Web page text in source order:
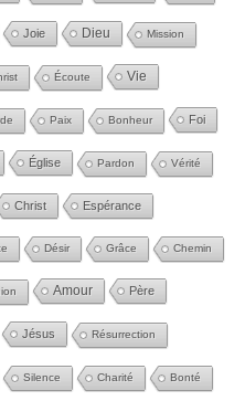
Joie Dieu Mission
Écoute Vie
Paix Bonheur Foi
Église Pardon Vérité
Christ Espérance
Désir Grâce Chemin
Amour Père
Jésus Résurrection
Silence Charité Bonté